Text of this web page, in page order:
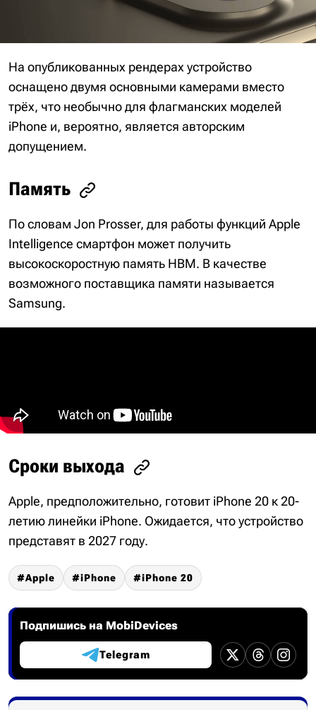
На опубликованных рендерах устройство
оснащено двумя основными камерами вместо
трёх, что необычно для флагманских моделей
iPhone и, вероятно, является авторским
допущением.
Память
По словам Jon Prosser, для работы функций Apple
Intelligence смартфон может получить
высокоскоростную память HBM. В качестве
возможного поставщика памяти называется
Samsung.
Сроки выхода
Apple, предположительно, готовит iPhone 20 к 20-
летию линейки iPhone. Ожидается, что устройство
представят в 2027 году.
Apple iPhone iPhone 20
Подпишись на MobiDevices
Telegram